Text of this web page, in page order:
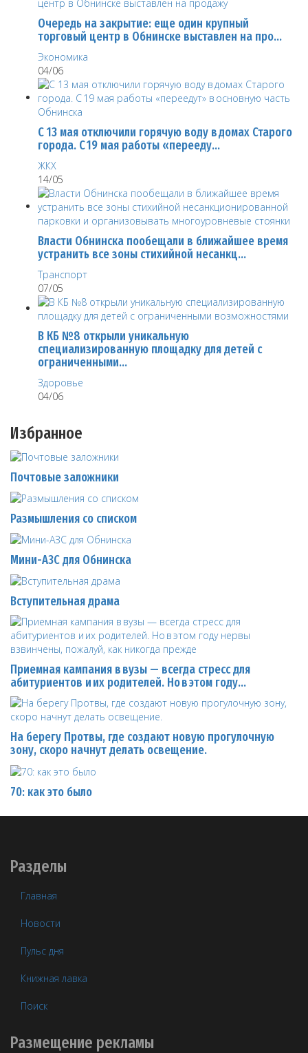
Очередь на закрытие: еще один крупный
торговый центр в Обнинске выставлен на про…
Экономика
04/06
С 13 мая отключили горячую воду в домах Старого
города. С 19 мая работы «перееду…
ЖКХ
14/05
Власти Обнинска пообещали в ближайшее время
устранить все зоны стихийной несанкц…
Транспорт
07/05
В КБ №8 открыли уникальную
специализированную площадку для детей с
ограниченными…
Здоровье
04/06
Избранное
Почтовые заложники
Размышления со списком
Мини-АЗС для Обнинска
Вступительная драма
Приемная кампания в вузы — всегда стресс для
абитуриентов и их родителей. Но в этом году…
На берегу Протвы, где создают новую прогулочную
зону, скоро начнут делать освещение.
70: как это было
Разделы
Главная
Новости
Пульс дня
Книжная лавка
Поиск
Размещение рекламы